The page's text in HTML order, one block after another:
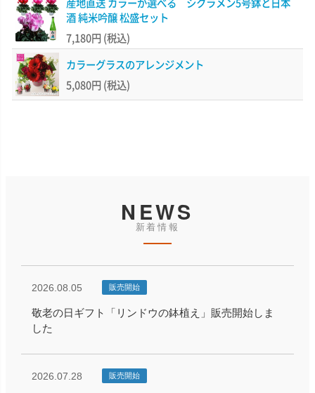
酒 純米吟醸 松盛セット
7,180円 (税込)
カラーグラスのアレンジメント
5,080円 (税込)